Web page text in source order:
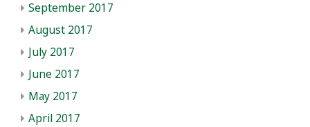
September 2017
August 2017
July 2017
June 2017
May 2017
April 2017